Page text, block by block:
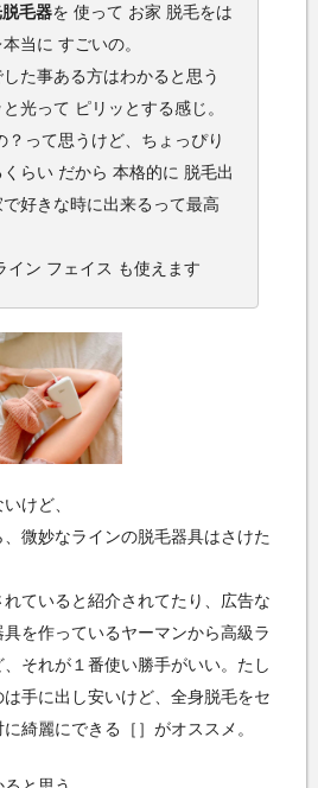
毛器を 使って お家 脱毛をは
当に すごいの。
た事ある方はわかると思う
光って ピリッとする感じ。
？って思うけど、ちょっぴり
らい だから 本格的に 脱毛出
好きな時に出来るって最高
イン フェイス も使えます
けど、
微妙なラインの脱毛器具はさけた
ていると紹介されてたり、広告な
を作っているヤーマンから高級ラ
それが１番使い勝手がいい。たし
手に出し安いけど、全身脱毛をセ
綺麗にできる［］がオススメ。